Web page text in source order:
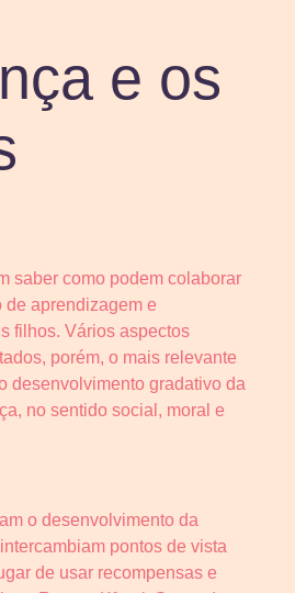
e os
saber como podem colaborar
de aprendizagem e
filhos. Vários aspectos
porém, o mais relevante
desenvolvimento gradativo da
no sentido social, moral e
o desenvolvimento da
pontos de vista
de usar recompensas e